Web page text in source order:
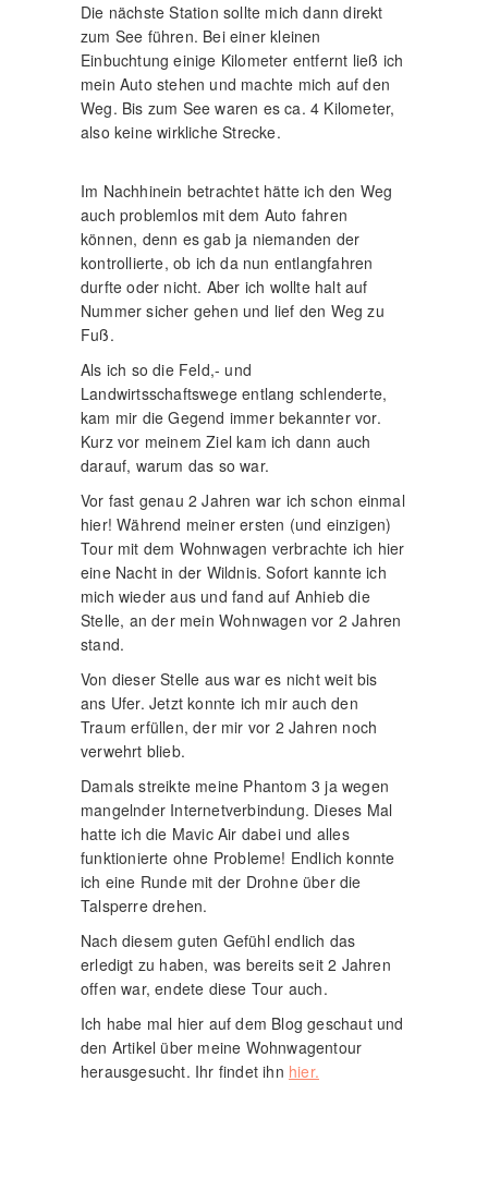
Die nächste Station sollte mich dann direkt
zum See führen. Bei einer kleinen
Einbuchtung einige Kilometer entfernt ließ ich
mein Auto stehen und machte mich auf den
Weg. Bis zum See waren es ca. 4 Kilometer,
also keine wirkliche Strecke.
Im Nachhinein betrachtet hätte ich den Weg
auch problemlos mit dem Auto fahren
können, denn es gab ja niemanden der
kontrollierte, ob ich da nun entlangfahren
durfte oder nicht. Aber ich wollte halt auf
Nummer sicher gehen und lief den Weg zu
Fuß.
Als ich so die Feld,- und
Landwirtsschaftswege entlang schlenderte,
kam mir die Gegend immer bekannter vor.
Kurz vor meinem Ziel kam ich dann auch
darauf, warum das so war.
Vor fast genau 2 Jahren war ich schon einmal
hier! Während meiner ersten (und einzigen)
Tour mit dem Wohnwagen verbrachte ich hier
eine Nacht in der Wildnis. Sofort kannte ich
mich wieder aus und fand auf Anhieb die
Stelle, an der mein Wohnwagen vor 2 Jahren
stand.
Von dieser Stelle aus war es nicht weit bis
ans Ufer. Jetzt konnte ich mir auch den
Traum erfüllen, der mir vor 2 Jahren noch
verwehrt blieb.
Damals streikte meine Phantom 3 ja wegen
mangelnder Internetverbindung. Dieses Mal
hatte ich die Mavic Air dabei und alles
funktionierte ohne Probleme! Endlich konnte
ich eine Runde mit der Drohne über die
Talsperre drehen.
Nach diesem guten Gefühl endlich das
erledigt zu haben, was bereits seit 2 Jahren
offen war, endete diese Tour auch.
Ich habe mal hier auf dem Blog geschaut und
den Artikel über meine Wohnwagentour
herausgesucht. Ihr findet ihn hier.